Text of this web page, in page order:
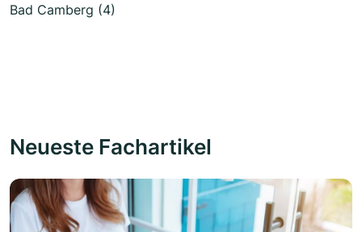
Bad Camberg (4)
Neueste Fachartikel